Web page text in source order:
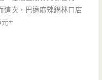
這次，巴適麻辣鍋林口店
+